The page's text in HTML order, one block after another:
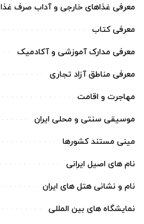
معرفی غذاهای خارجی و آداب صرف غذا
معرفی کتاب
معرفی مدارک آموزشی و آکادمیک
معرفی مناطق آزاد تجاری
مهاجرت و اقامت
موسیقی سنتی و محلی ایران
مینی مستند کشورها
نام های اصیل ایرانی
نام و نشانی هتل های ایران
نمایشگاه های بین المللی